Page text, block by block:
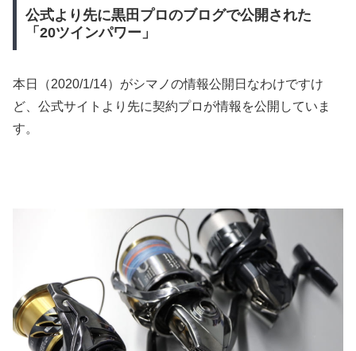
公式より先に黒田プロのブログで公開された
「20ツインパワー」
本日（2020/1/14）がシマノの情報公開日なわけですけ
ど、公式サイトより先に契約プロが情報を公開していま
す。